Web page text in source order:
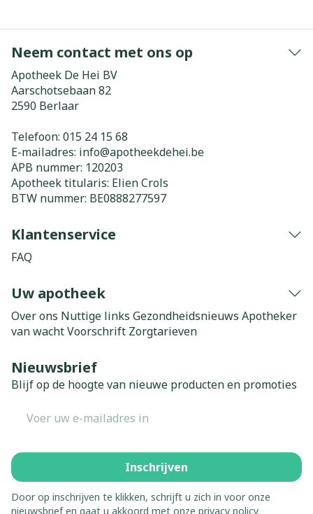
Neem contact met ons op
Apotheek De Hei BV
Aarschotsebaan 82
2590 Berlaar
Telefoon: 015 24 15 68
E-mailadres: info@apotheekdehei.be
APB nummer: 120203
Apotheek titularis: Elien Crols
BTW nummer: BE0888277597
Klantenservice
FAQ
Uw apotheek
Over ons Nuttige links Gezondheidsnieuws Apotheker
van wachtVoorschrift Zorgtarieven
Nieuwsbrief
Blijf op de hoogte van nieuwe producten en promoties
Inschrijven
Door op inschrijven te klikken, schrijft u zich in voor onze
nieuwsbrief en gaat u akkoord met onze privacy policy.